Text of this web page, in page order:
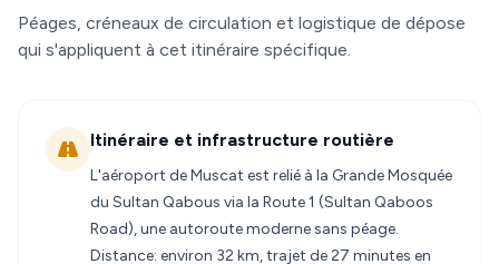
Péages, créneaux de circulation et logistique de dépose
qui s'appliquent à cet itinéraire spécifique.
Itinéraire et infrastructure routière
L'aéroport de Muscat est relié à la Grande Mosquée
du Sultan Qabous via la Route 1 (Sultan Qaboos
Road), une autoroute moderne sans péage.
Distance: environ 32 km, trajet de 27 minutes en